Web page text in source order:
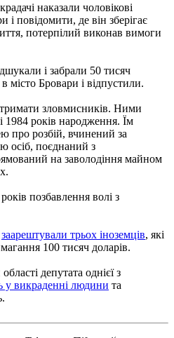
наказали чоловікові
і повідомити, де він зберігає
потерпілий виконав вимоги
і забрали 50 тисяч
місто Бровари і відпустили.
зловмисників. Ними
1984 років народження. Їм
про розбій, вчинений за
осіб, поєднаний з
на заволодіння майном
позбавлення волі з
заарештували трьох іноземців, які
100 тисяч доларів.
депутата однієї з
у викраденні людини та